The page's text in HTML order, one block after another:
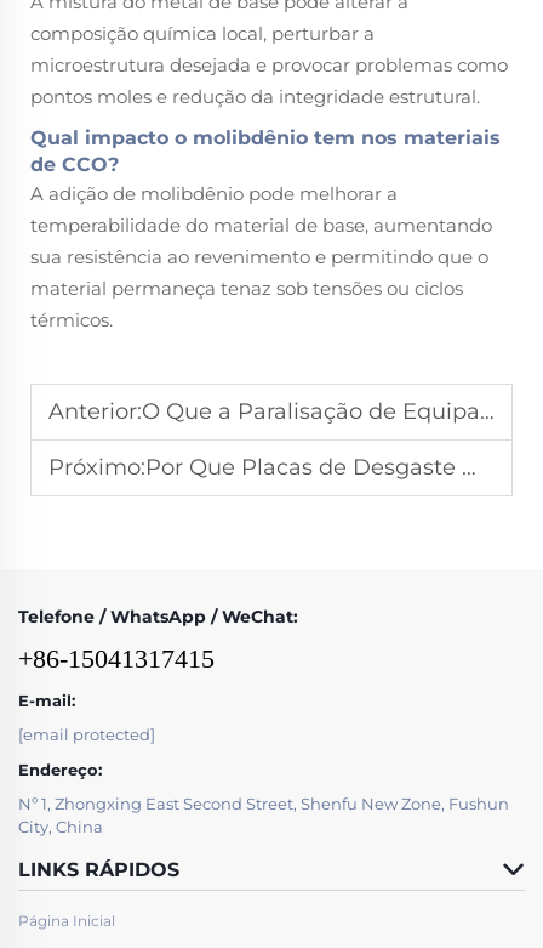
composição química local, perturbar a
microestrutura desejada e provocar problemas como
pontos moles e redução da integridade estrutural.
Qual impacto o molibdênio tem nos materiais
de CCO?
A adição de molibdênio pode melhorar a
temperabilidade do material de base, aumentando
sua resistência ao revenimento e permitindo que o
material permaneça tenaz sob tensões ou ciclos
térmicos.
Anterior:O Que a Paralisação de Equipamentos Revela Sobre Erros na Seleção de Chapas Resistentes ao Desgaste
Próximo:Por Que Placas de Desgaste Mais Espessas Nem Sempre Significam Maior Vida Útil
Telefone / WhatsApp / WeChat:
+86-15041317415
E-mail:
[email protected]
Endereço:
Nº 1, Zhongxing East Second Street, Shenfu New Zone, Fushun
City, China
LINKS RÁPIDOS
Página Inicial